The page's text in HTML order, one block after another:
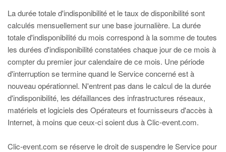
La durée totale d'indisponibilité et le taux de disponibilité sont
calculés mensuellement sur une base journalière. La durée
totale d'indisponibilité du mois correspond à la somme de toutes
les durées d'indisponibilité constatées chaque jour de ce mois à
compter du premier jour calendaire de ce mois. Une période
d'interruption se termine quand le Service concerné est à
nouveau opérationnel. N'entrent pas dans le calcul de la durée
d'indisponibilité, les défaillances des infrastructures réseaux,
matériels et logiciels des Opérateurs et fournisseurs d'accès à
Internet, à moins que ceux-ci soient dus à Clic-event.com.
Clic-event.com se réserve le droit de suspendre le Service pour